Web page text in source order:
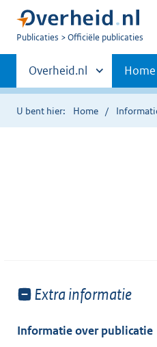
U
Publicaties Officiële publicaties
Primaire
navigatie
Andere
sites
binnen
Overheid.nl Home
U bent hier: Home
Toon
van:
Extra informatie
Informatie over publicatie